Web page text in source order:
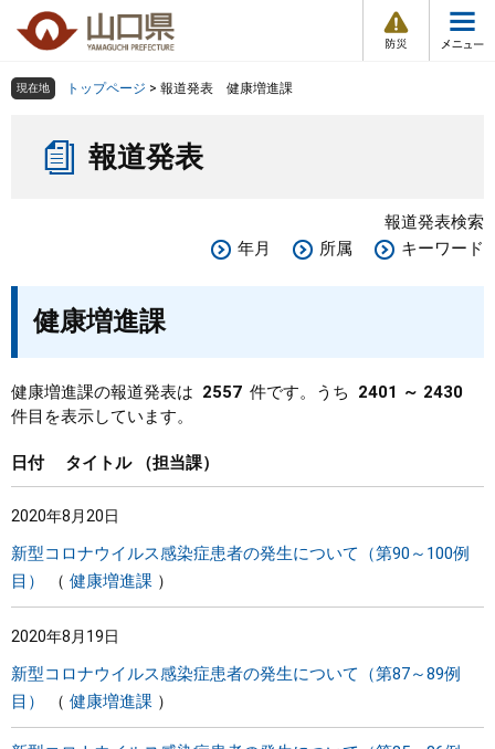
の
ー
メ
組織で探す
Other Languages
くらし・環境
教育・文化・スポーツ
しごと・産業・観光
県政情報
現在地 トップページ > 報道発表 健康増進課
報道発表
報道発表検索
年月
所属 キーワード
健康増進課
健康増進課の報道発表は 2557 件です。うち
2401 ～ 2430
件目を表示しています。
日付 タイトル 担当課
2020年8月20日
新型コロナウイルス感染症患者の発生について（第90～100例
目）
健康増進課
2020年8月19日
新型コロナウイルス感染症患者の発生について（第87～89例
目）
健康増進課